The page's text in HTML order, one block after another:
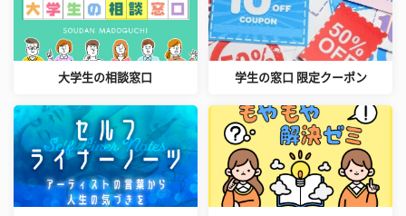
大学生の相談窓口 学生の窓口 限定クーポン